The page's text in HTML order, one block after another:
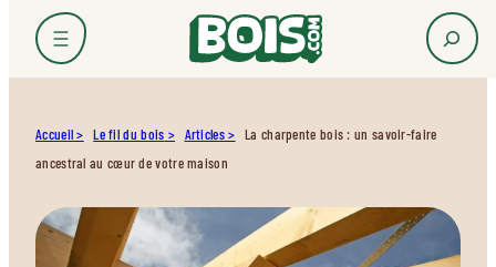
Accueil Le fil du bois Articles
La charpente bois : un savoir-faire
ancestral au cœur de votre maison